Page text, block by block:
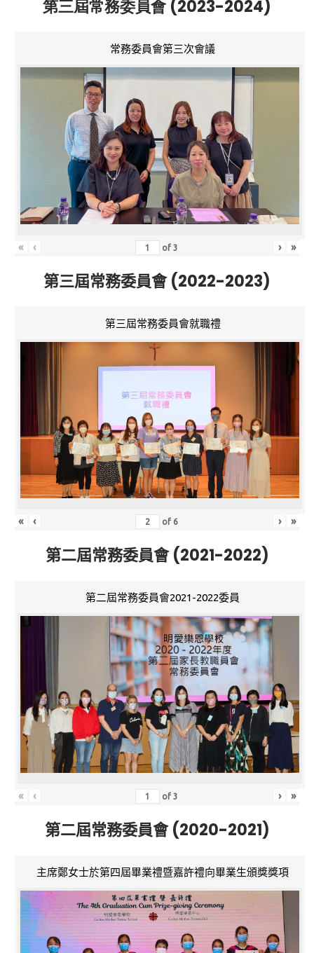
第三屆常務委員會 (2023-2024)
常務委員會第三次會議
« ‹ of3 › »
第三屆常務委員會 (2022-2023)
第三屆常務委員會就職禮
« ‹ of 6 › »
第二屆常務委員會 (2021-2022)
第二屆常務委員會2021-2022委員
« ‹ of3 › »
第二屆常務委員會 (2020-2021)
主席鄭女士於第四屆畢業禮暨嘉許禮向畢業生頒獎獎項